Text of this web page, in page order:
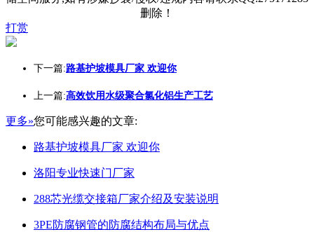
删除！
打赏
下一篇:路基护坡模具厂家 欢迎你
上一篇:高效饮用水级聚合氯化铝生产工艺
更多»您可能感兴趣的文章:
路基护坡模具厂家 欢迎你
洛阳专业快速门厂家
288芯光缆交接箱厂家介绍及安装说明
3PE防腐钢管的防腐结构布局与优点